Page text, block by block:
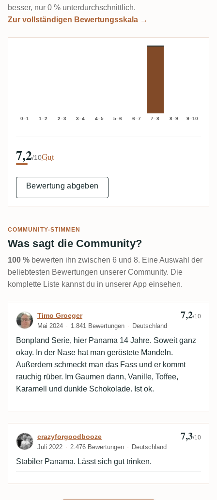
besser, nur 0 % unterdurchschnittlich.
Zur vollständigen Bewertungsskala →
0–1 1–2 2–3 3–4 4–5 5–6 6–7 7–8 8–9 9–10
7,2/10Gut
Bewertung abgeben
COMMUNITY-STIMMEN
Was sagt die Community?
100 % bewerten ihn zwischen 6 und 8. Eine Auswahl der
beliebtesten Bewertungen unserer Community. Die
komplette Liste kannst du in unserer App einsehen.
Bewertung von Timo Groeger
Timo Groeger
Mai 2024 1.841 Bewertungen Deutschland
7,2/10
Bonpland Serie, hier Panama 14 Jahre. Soweit ganz
okay. In der Nase hat man geröstete Mandeln.
Außerdem schmeckt man das Fass und er kommt
rauchig rüber. Im Gaumen dann, Vanille, Toffee,
Karamell und dunkle Schokolade. Ist ok.
Bewertung von crazyforgoodbooze
crazyforgoodbooze
Juli 2022 2.476 Bewertungen Deutschland
7,3/10
Stabiler Panama. Lässt sich gut trinken.